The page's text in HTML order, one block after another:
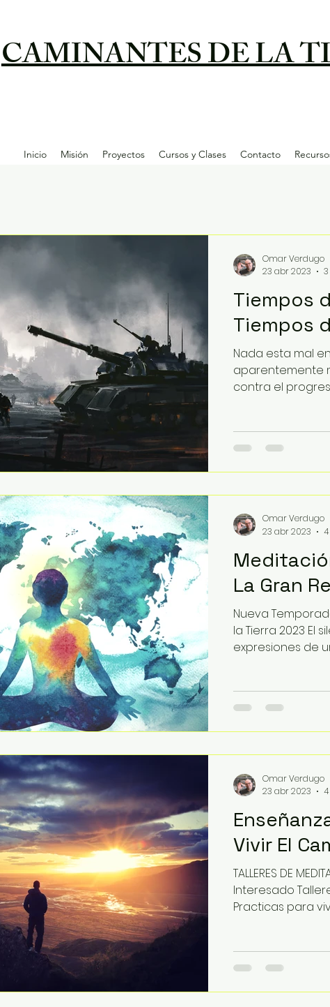
CAMINANTES DE LA
Inicio Misión Proyectos Cursos y Clases Contacto
Tiempos
Tiempos
Nada esta mal
aparentemente
contra el
Omar Verdugo
23 abr 2023
La Gran
Nueva
la Tierra 2023 El
expresiones de
Omar Verdugo
23 abr 2023
Vivir El
TALLERES DE
Interesado
Practicas para
Omar Verdugo
23 abr 2023